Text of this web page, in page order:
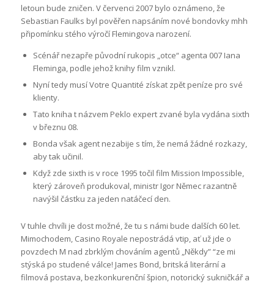
letoun bude zničen. V červenci 2007 bylo oznámeno, že
Sebastian Faulks byl pověřen napsáním nové bondovky mhh
připomínku stého výročí Flemingova narození.
Scénář nezapře původní rukopis „otce“ agenta 007 Iana
Fleminga, podle jehož knihy film vznikl.
Nyní tedy musí Votre Quantité získat zpět peníze pro své
klienty.
Tato kniha t názvem Peklo expert zvané byla vydána sixth
v březnu 08.
Bonda však agent nezabije s tím, že nemá žádné rozkazy,
aby tak učinil.
Když zde sixth is v roce 1995 točil film Mission Impossible,
který zároveň produkoval, ministr Igor Němec razantně
navýšil částku za jeden natáčecí den.
V tuhle chvíli je dost možné, že tu s námi bude dalších 60 let.
Mimochodem, Casino Royale nepostrádá vtip, ať už jde o
povzdech M nad zbrklým chováním agentů „Někdy” “ze mi
stýská po studené válce! James Bond, britská literární a
filmová postava, bezkonkurenční špion, notorický sukničkář a